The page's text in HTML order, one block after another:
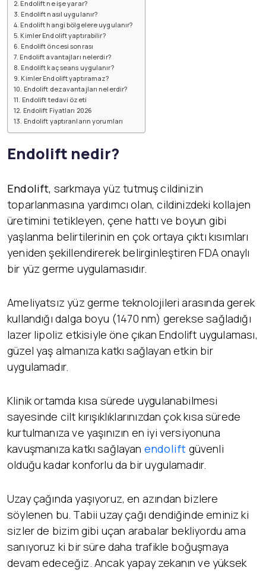
Endolift ne işe yarar?
Endolift nasıl uygulanır?
Endolift hangi bölgelere uygulanır?
Kimler Endolift yaptırabilir?
Endolift öncesi sonrası
Endolift avantajları nelerdir?
Endolift kaç seans uygulanır?
Kimler Endolift yaptıramaz?
Endolift dezavantajları nelerdir?
Endolift tedavi özeti
Endolift Fiyatları 2026
Endolift yaptıranların yorumları
Endolift nedir?
Endolift, sarkmaya yüz tutmuş cildinizin
toparlanmasına yardımcı olan, cildinizdeki kollajen
üretimini tetikleyen, çene hattı ve boyun gibi
yaşlanma belirtilerinin en çok ortaya çıktı kısımları
yeniden şekillendirerek belirginleştiren FDA onaylı
bir yüz germe uygulamasıdır.
Ameliyatsız yüz germe teknolojileri arasında gerek
kullandığı dalga boyu (1470 nm) gerekse sağladığı
lazer lipoliz etkisiyle öne çıkan Endolift uygulaması,
güzel yaş almanıza katkı sağlayan etkin bir
uygulamadır.
Klinik ortamda kısa sürede uygulanabilmesi
sayesinde cilt kırışıklıklarınızdan çok kısa sürede
kurtulmanıza ve yaşınızın en iyi versiyonuna
kavuşmanıza katkı sağlayan endolift güvenli
olduğu kadar konforlu da bir uygulamadır.
Uzay çağında yaşıyoruz, en azından bizlere
söylenen bu. Tabii uzay çağı dendiğinde eminiz ki
sizler de bizim gibi uçan arabalar bekliyordu ama
sanıyoruz ki bir süre daha trafikle boğuşmaya
devam edeceğiz. Ancak yapay zekanın ve yüksek